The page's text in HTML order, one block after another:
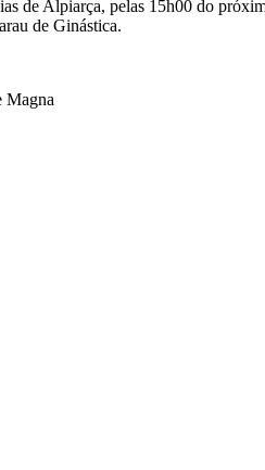
de Alpiarça, pelas 15h00 do
de Ginástica.
Magna